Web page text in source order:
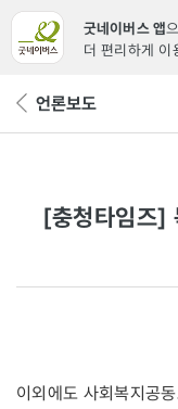
굿네이버스 앱
더 편리하게 이
뒤 언론보도
[충청타임즈
이외에도 사회복지공